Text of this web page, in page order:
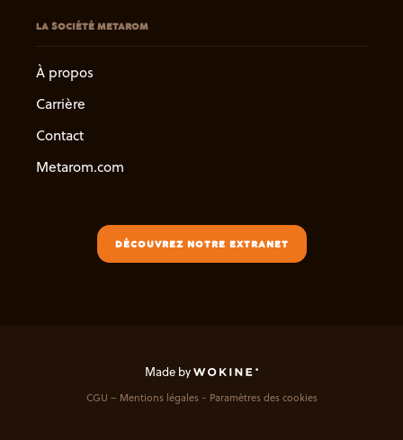
LA SOCIÉTÉ METAROM
À propos
Carrière
Contact
Metarom.com
DÉCOUVREZ NOTRE EXTRANET
Made by
CGU – Mentions légales Paramètres des cookies